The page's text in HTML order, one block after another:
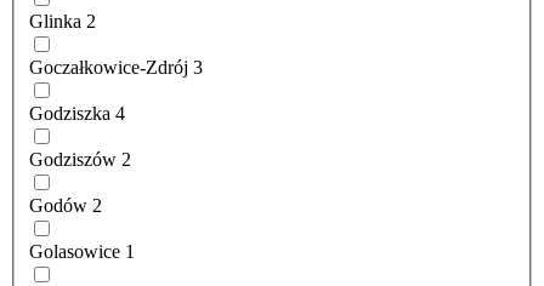
Glinka 2
Goczałkowice-Zdrój 3
Godziszka 4
Godziszów 2
Godów 2
Golasowice 1